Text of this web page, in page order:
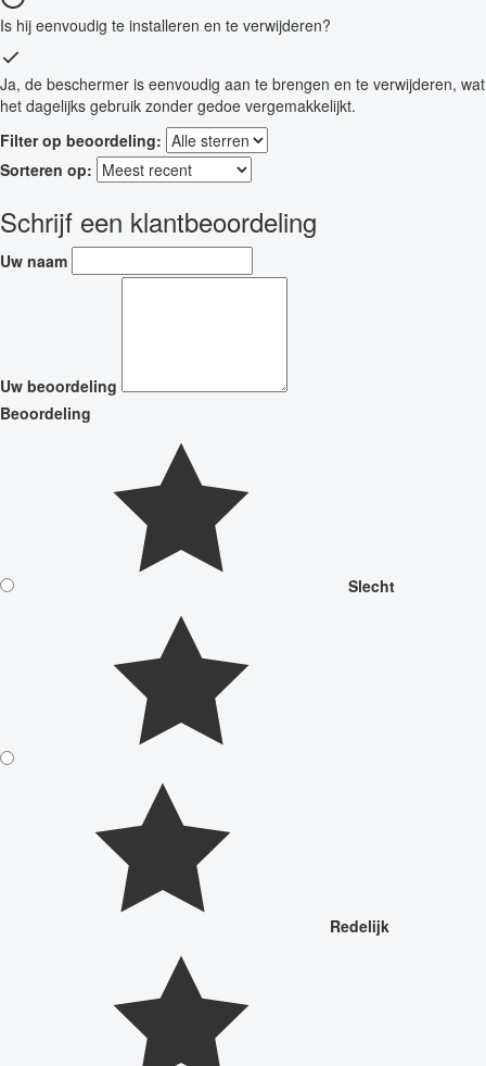
Is hij eenvoudig te installeren en te verwijderen?
Ja, de beschermer is eenvoudig aan te brengen en te verwijderen, wat
het dagelijks gebruik zonder gedoe vergemakkelijkt.
Filter op beoordeling:
Sorteren op:
Schrijf een klantbeoordeling
Uw naam
Uw beoordeling
Beoordeling
Slecht
Redelijk